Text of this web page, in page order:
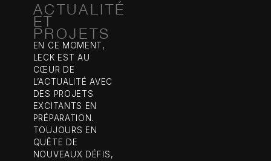
ACTUALITÉ
ET
PROJETS
EN CE MOMENT,
LECK EST AU
CŒUR DE
L’ACTUALITÉ AVEC
DES PROJETS
EXCITANTS EN
PRÉPARATION.
TOUJOURS EN
QUÊTE DE
NOUVEAUX DÉFIS,